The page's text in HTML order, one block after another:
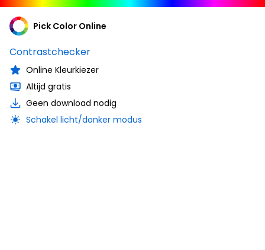
Pick Color Online
Contrastchecker
Online Kleurkiezer
Altijd gratis
Geen download nodig
Schakel licht/donker modus